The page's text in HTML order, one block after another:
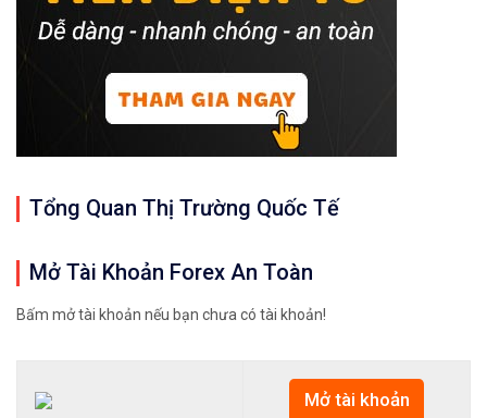
Tổng Quan Thị Trường Quốc Tế
Mở Tài Khoản Forex An Toàn
Bấm mở tài khoản nếu bạn chưa có tài khoản!
Mở tài khoản